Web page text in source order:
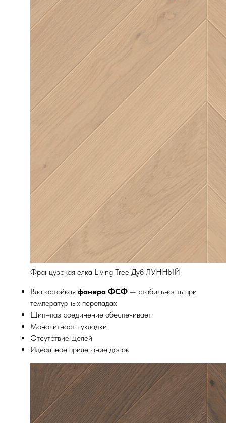
Французская ёлка Living Tree Дуб ЛУННЫЙ
Влагостойкая фанера ФСФ — стабильность при
температурных перепадах
Шип–паз соединение обеспечивает:
Монолитность укладки
Отсутствие щелей
Идеальное прилегание досок